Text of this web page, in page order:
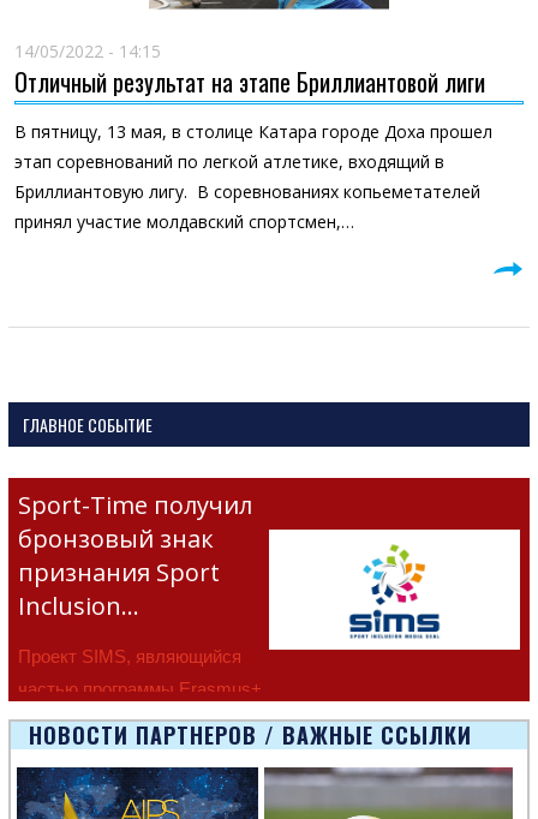
14/05/2022 - 14:15
Отличный результат на этапе Бриллиантовой лиги
В пятницу, 13 мая, в столице Катара городе Доха прошел
этап соревнований по легкой атлетике, входящий в
Бриллиантовую лигу. В соревнованиях копьеметателей
принял участие молдавский спортсмен,…
ГЛАВНОЕ СОБЫТИЕ
Sport-Time получил
бронзовый знак
признания Sport
Inclusion…
Проект SIMS, являющийся
частью программы Erasmus+
Европейско
НОВОСТИ ПАРТНЕРОВ / ВАЖНЫЕ ССЫЛКИ